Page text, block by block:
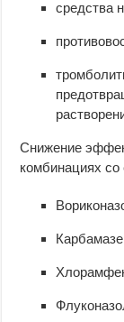
средства
Снижение
комбинациях